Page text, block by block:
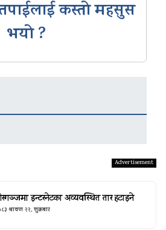
कस्तो महसुस
भयो ?
इन्टरनेटका अव्यवस्थित तार हटाइने
श्रावण २२, शुक्रबार